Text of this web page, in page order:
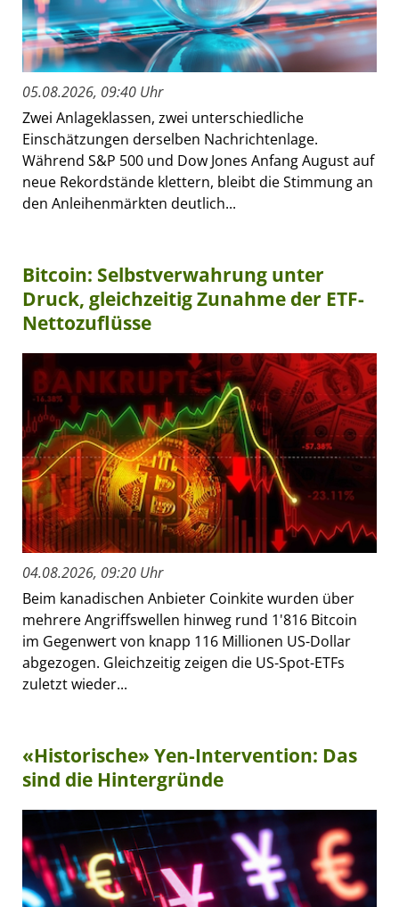
05.08.2026, 09:40 Uhr
Zwei Anlageklassen, zwei unterschiedliche
Einschätzungen derselben Nachrichtenlage.
Während S&P 500 und Dow Jones Anfang August auf
neue Rekordstände klettern, bleibt die Stimmung an
den Anleihenmärkten deutlich...
Bitcoin: Selbstverwahrung unter
Druck, gleichzeitig Zunahme der ETF-
Nettozuflüsse
04.08.2026, 09:20 Uhr
Beim kanadischen Anbieter Coinkite wurden über
mehrere Angriffswellen hinweg rund 1'816 Bitcoin
im Gegenwert von knapp 116 Millionen US-Dollar
abgezogen. Gleichzeitig zeigen die US-Spot-ETFs
zuletzt wieder...
«Historische» Yen-Intervention: Das
sind die Hintergründe